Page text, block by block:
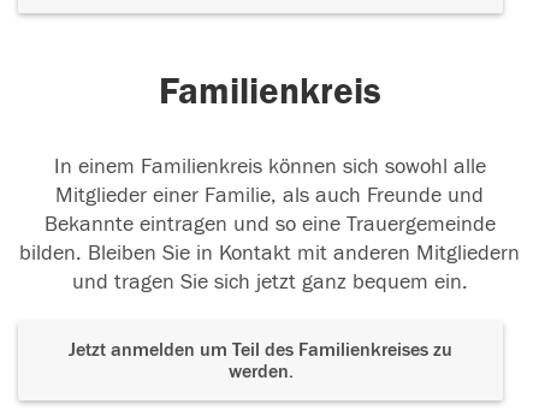
Familienkreis
In einem Familienkreis können sich sowohl alle
Mitglieder einer Familie, als auch Freunde und
Bekannte eintragen und so eine Trauergemeinde
bilden. Bleiben Sie in Kontakt mit anderen Mitgliedern
und tragen Sie sich jetzt ganz bequem ein.
Jetzt anmelden um Teil des Familienkreises zu
werden.